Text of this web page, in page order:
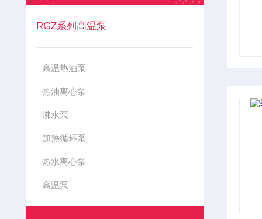
RGZ系列高温泵
高温热油泵
热油离心泵
沸水泵
加热循环泵
热水离心泵
高温泵